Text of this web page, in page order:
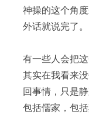
神操的这个角
外话就说完了。
有一些人会把
其实在我看来
回事情，只是
包括儒家，包